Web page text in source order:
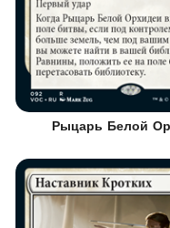
Рыцарь Белой